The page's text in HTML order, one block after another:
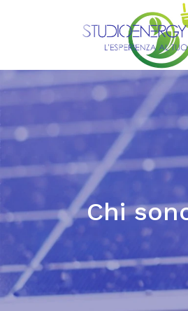
Chi